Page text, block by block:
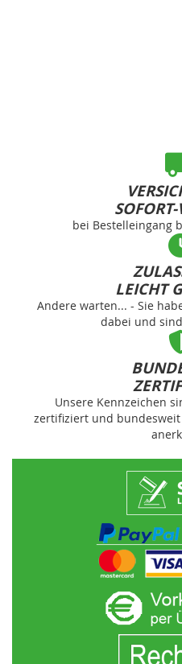
bei Bestelleingang
LEICHT
Andere warten... - Sie
dabei und
Unsere Kennzeichen
zertifiziert und